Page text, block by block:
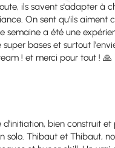
ils savent s'adapter à
On sent qu'ils aiment
semaine a été une
bases et surtout
! et merci pour tout ! 🙏
d'initiation, bien construit et
solo. Thibaut et Thibaut,